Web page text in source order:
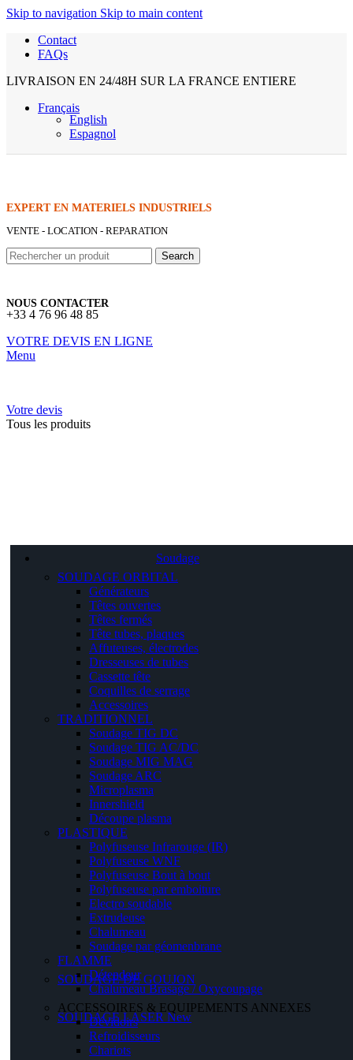
Skip to navigation Skip to main content
Contact
FAQs
LIVRAISON EN 24/48H SUR LA FRANCE ENTIERE
Français
English
Espagnol
EXPERT EN MATERIELS INDUSTRIELS
VENTE - LOCATION - REPARATION
Search
NOUS CONTACTER
+33 4 76 96 48 85
VOTRE DEVIS EN LIGNE
Menu
Votre devis
Tous les produits
Soudage
SOUDAGE ORBITAL
Générateurs
Têtes ouvertes
Têtes fermés
Tête tubes, plaques
Affuteuses, électrodes
Dresseuses de tubes
Cassette tête
Coquilles de serrage
Accessoires
TRADITIONNEL
Soudage TIG DC
Soudage TIG AC/DC
Soudage MIG MAG
Soudage ARC
Microplasma
Innershield
Découpe plasma
PLASTIQUE
Polyfuseuse Infrarouge (IR)
Polyfuseuse WNF
Polyfuseuse Bout à bout
Polyfuseuse par emboiture
Electro soudable
Extrudeuse
Chalumeau
Soudage par géomenbrane
FLAMME
Détendeur
Chalumeau Brasage / Oxycoupage
SOUDAGE DE GOUJON
SOUDAGE LASER New
ACCESSOIRES & EQUIPEMENTS ANNEXES
Dévidoirs
Refroidisseurs
Chariots